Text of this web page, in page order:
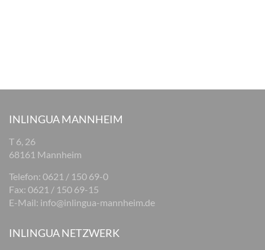
INLINGUA MANNHEIM
T 6, 26
68161 Mannheim
Telefon: 0621 / 150 69-0
Fax: 0621 / 150 69-15
E-Mail: info@inlingua-mannheim.de
INLINGUA NETZWERK